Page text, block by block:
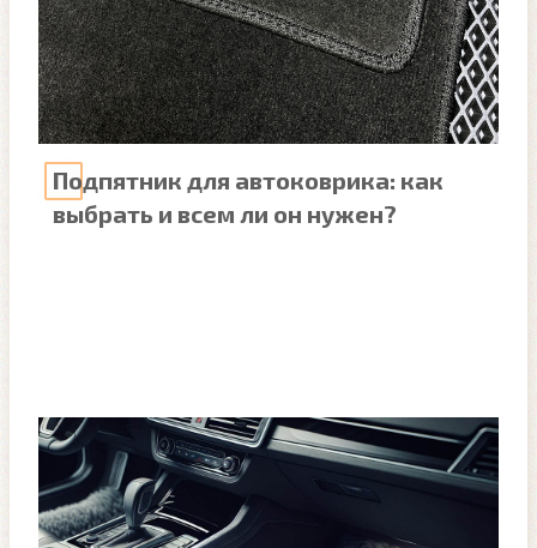
Подпятник для автоковрика: как
выбрать и всем ли он нужен?